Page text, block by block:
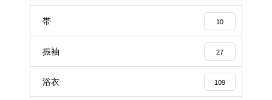
帯 10
振袖 27
浴衣 109